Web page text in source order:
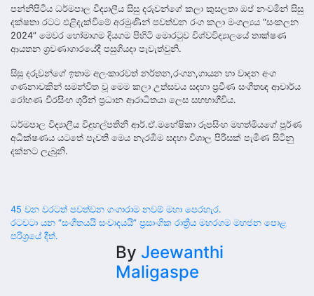
පන්නිපිටිය ධර්මපාල විද්‍යාලීය සිසු දරුවන්ගේ කලා කුසලතා ඔප් නංවමින් සිසු
දක්ෂතා රටට එළිදැක්වීමේ අරමුණින් පවත්වන රංග කලා මංගල්‍යය “සංකලන
2024” මෙවර හෝමාගම දියගම පිහිටි මොරටුව විශ්වවිද්‍යාලයේ තාක්ෂණ
ආයතන ශ්‍රවණාගාරයේදී පසුගියදා පැවැත්වුනි.
සිසු දරුවන්ගේ ඉතාම අලංකාරවත් නර්තන,රංගන,ගායන හා වාදන අංග
ගණනාවකින් සමන්විත වූ මෙම කලා උත්සවය සදහා ප්‍රවීණ සංගීතඥ ආචාර්ය
රෝහණ වීරසිංහ ශූරීන් ප්‍රධාන ආරාධිතයා ලෙස සහභාගීවිය.
ධර්මපාල විද්‍යාලීය විදුහල්පතිනී ආර්.ඒ.මහේෂිකා රූපසිංහ මහත්මියගේ පූර්ණ
අධීක්ෂණය යටතේ පැවති මෙය නැරඹීම සදහා විශාල පිරිසක් පැමිණ සිටිනු
දක්නට ලැබුනි.
Post
navigation
45 වන වරටත් පවත්වන ගංගාරාම නවම් මහා පෙරහැර.
රටවටා යන “සංගීතයයි සංවාදයයි” ප්‍රසාංගික රාත්‍රීය මහරගම මහජන පොළ
පරිශ්‍රයේ දීත්.
By Jeewanthi
Maligaspe